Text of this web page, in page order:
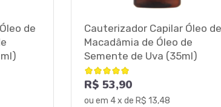
de
Cauterizador Capilar Óleo de
Macadâmia de Óleo de
Semente de Uva (35ml)
R$ 53,90
ou em 4x de R$ 13,48